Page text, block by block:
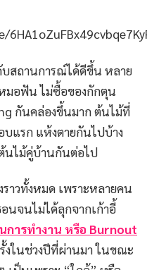
สถานการณ์ได้ดีขึ้น หลาย
อฟัน ไม่ซื้อของกักตุน
กันคล่องขึ้นมาก ต้นไม้ที่
บแรก แห้งตายกันไปบ้าง
นไม้คู่บ้านกันต่อไป
าวทั้งหมด เพราะหลายคน
นจนไม่ได้ลุกจากเก้าอี้
ารทำงาน หรือ Burnout
งในช่วงปีที่ผ่านมา ในขณะ